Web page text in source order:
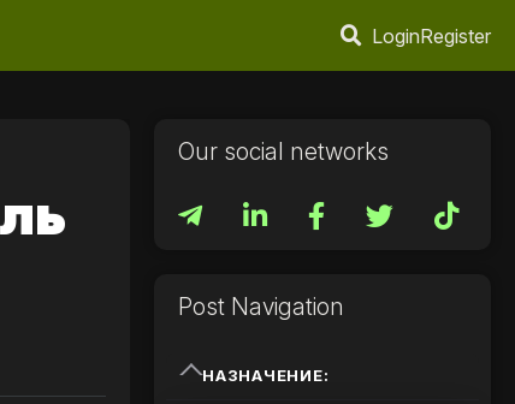
LoginRegister
Our social networks
Post Navigation
НАЗНАЧЕНИЕ: